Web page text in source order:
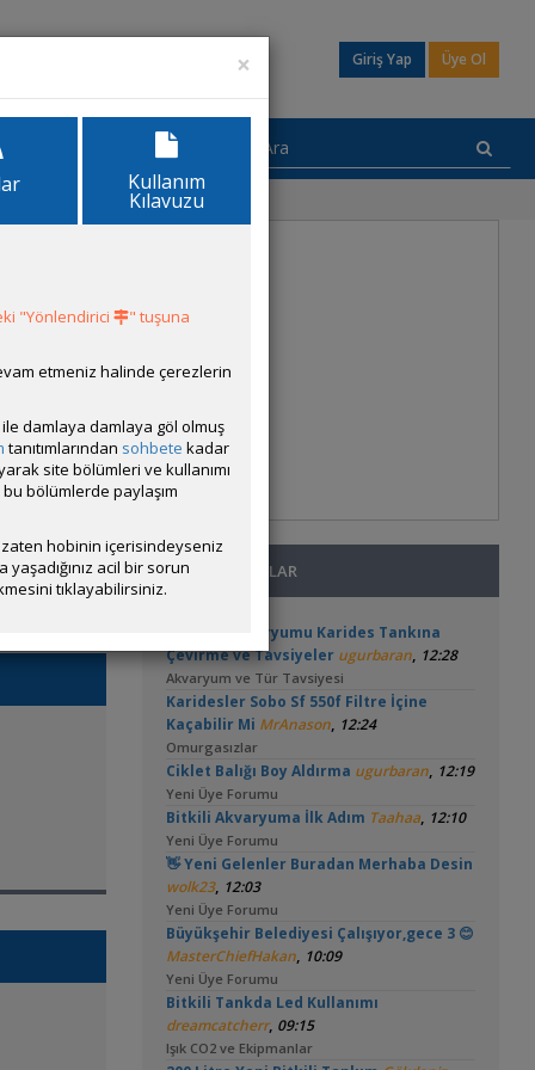
Giriş Yap Üye Ol
SON MESAJLAR
15 Litre Akvaryumu Karides Tankına
Çevirme ve Tavsiyeler ugurbaran, 12:28
Akvaryum ve Tür Tavsiyesi
Karidesler Sobo Sf 550f Filtre İçine
Kaçabilir Mi MrAnason, 12:24
Omurgasızlar
Ciklet Balığı Boy Aldırma ugurbaran, 12:19
Yeni Üye Forumu
Bitkili Akvaryuma İlk Adım Taahaa, 12:10
Yeni Üye Forumu
👋 Yeni Gelenler Buradan Merhaba Desin
wolk23, 12:03
Yeni Üye Forumu
Büyükşehir Belediyesi Çalışıyor,gece 3 😊
MasterChiefHakan, 10:09
Yeni Üye Forumu
Bitkili Tankda Led Kullanımı
dreamcatcherr, 09:15
Işık CO2 ve Ekipmanlar
×
Kullanım
Kılavuzu
"Yönlendirici
" tuşuna
etmeniz halinde çerezlerin
ile damlaya damlaya göl olmuş
tanıtımlarından sohbete kadar
site bölümleri ve kullanımı
bölümlerde paylaşım
hobinin içerisindeyseniz
acil bir sorun
tıklayabilirsiniz.